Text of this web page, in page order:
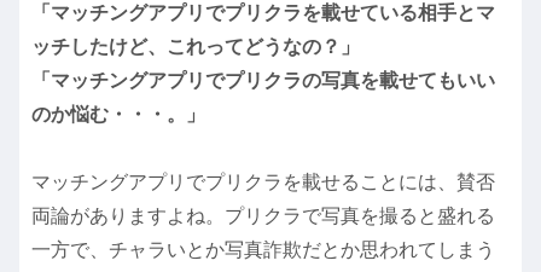
「マッチングアプリでプリクラを載せている相手とマ
ッチしたけど、これってどうなの？」
「マッチングアプリでプリクラの写真を載せてもいい
のか悩む・・・。」
マッチングアプリでプリクラを載せることには、賛否
両論がありますよね。プリクラで写真を撮ると盛れる
一方で、チャラいとか写真詐欺だとか思われてしまう